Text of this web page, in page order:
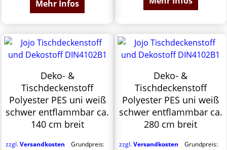
Mehr Infos
Deko- &
Tischdeckenstoff
Polyester PES uni weiß
schwer entflammbar ca.
140 cm breit
zzgl.Versandkosten Grundpreis:
Deko- &
Tischdeckenstoff
Polyester PES uni weiß
schwer entflammbar ca.
280 cm breit
zzgl.Versandkosten Grundpreis: